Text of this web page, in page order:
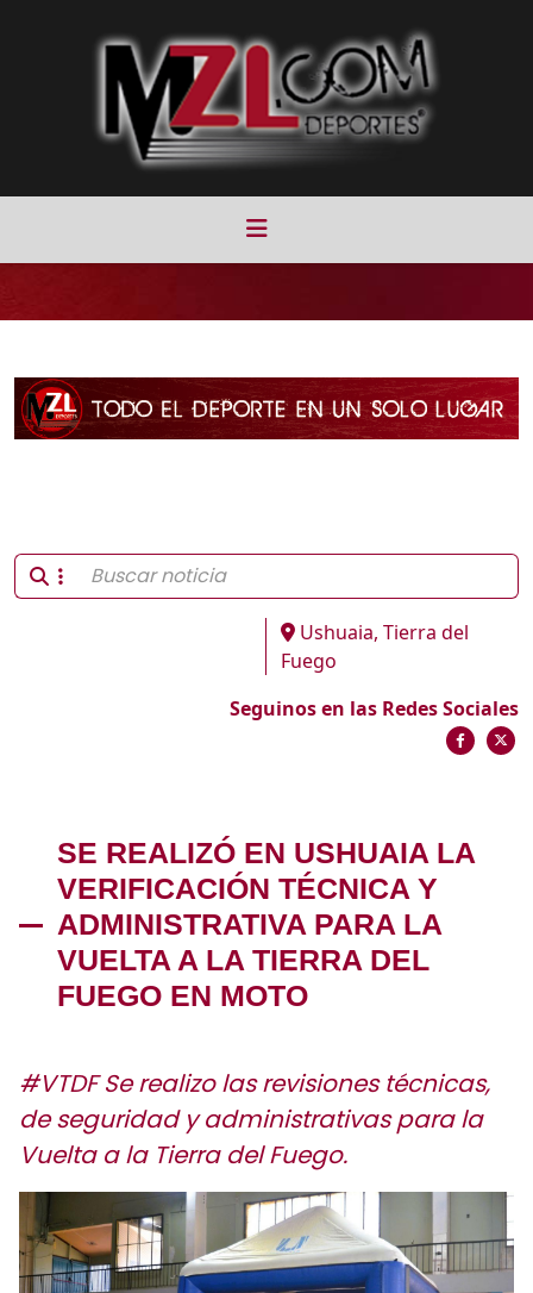
Ushuaia, Tierra del
Fuego
Seguinos en las Redes Sociales
SE REALIZÓ EN USHUAIA LA
VERIFICACIÓN TÉCNICA Y
ADMINISTRATIVA PARA LA
VUELTA A LA TIERRA DEL
FUEGO EN MOTO
#VTDF Se realizo las revisiones técnicas,
de seguridad y administrativas para la
Vuelta a la Tierra del Fuego.